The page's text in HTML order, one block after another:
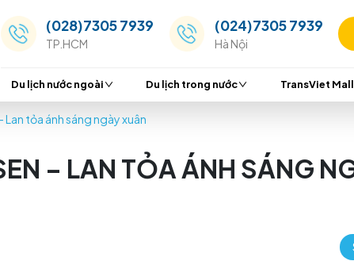
(028)7305 7939
Hà Nội
Du lịch nước ngoài Du lịch trong nước
SEN – LAN TỎA ÁNH